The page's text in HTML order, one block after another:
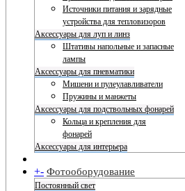
Источники питания и зарядные
устройства для тепловизоров
Аксессуары для луп и линз
Штативы напольные и запасные
лампы
Аксессуары для пневматики
Мишени и пулеулавливатели
Пружины и манжеты
Аксессуары для подствольных фонарей
Кольца и крепления для
фонарей
Аксессуары для интерьера
+- Фотооборудование
Постоянный свет